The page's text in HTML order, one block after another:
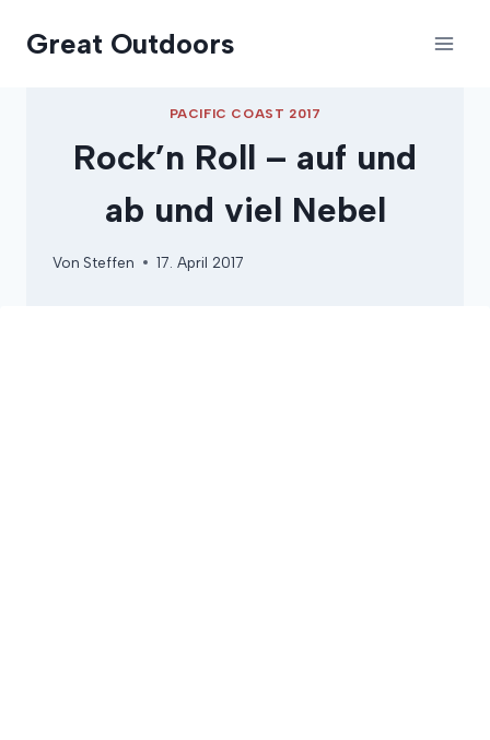
InhaltGreat Outdoors
PACIFIC COAST 2017
Rock’n Roll – auf und
ab und viel Nebel
Von Steffen 17. April 2017